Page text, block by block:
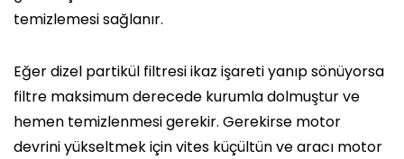
temizlemesi sağlanır.
Eğer dizel partikül filtresi ikaz işareti yanıp sönüyorsa
filtre maksimum derecede kurumla dolmuştur ve
hemen temizlenmesi gerekir. Gerekirse motor
devrini yükseltmek için vites küçültün ve aracı motor